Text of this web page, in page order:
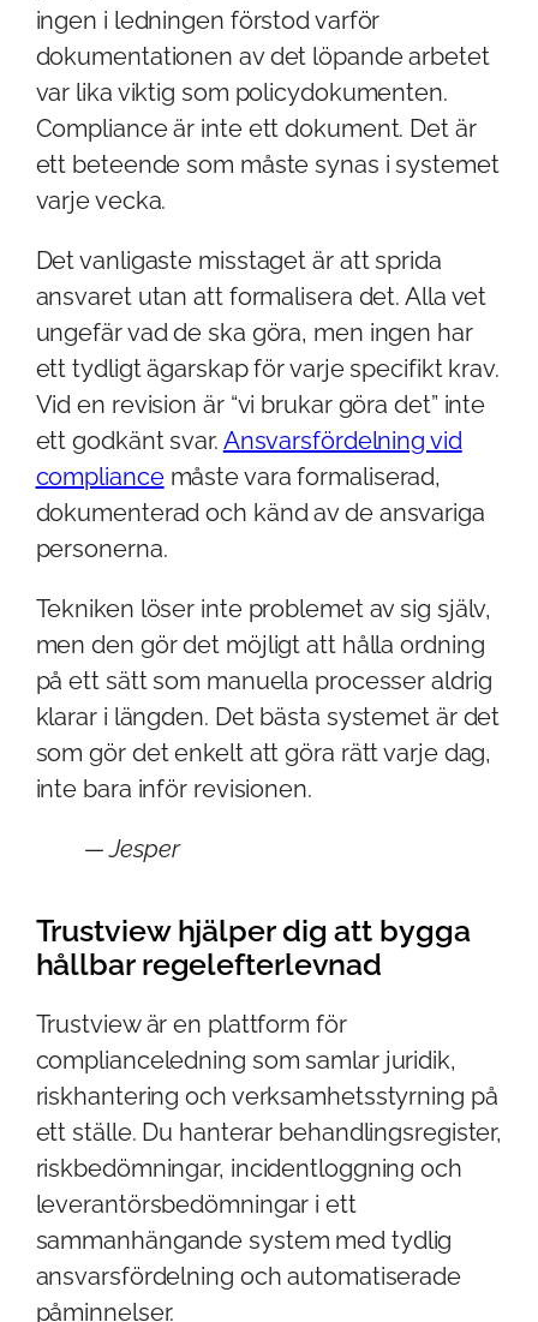
ingen i ledningen förstod varför
dokumentationen av det löpande arbetet
var lika viktig som policydokumenten.
Compliance är inte ett dokument. Det är
ett beteende som måste synas i systemet
varje vecka.
Det vanligaste misstaget är att sprida
ansvaret utan att formalisera det. Alla vet
ungefär vad de ska göra, men ingen har
ett tydligt ägarskap för varje specifikt krav.
Vid en revision är “vi brukar göra det” inte
ett godkänt svar. Ansvarsfördelning vid
compliancemåste vara formaliserad,
dokumenterad och känd av de ansvariga
personerna.
Tekniken löser inte problemet av sig själv,
men den gör det möjligt att hålla ordning
på ett sätt som manuella processer aldrig
klarar i längden. Det bästa systemet är det
som gör det enkelt att göra rätt varje dag,
inte bara inför revisionen.
— Jesper
Trustview hjälper dig att bygga
hållbar regelefterlevnad
Trustview är en plattform för
complianceledning som samlar juridik,
riskhantering och verksamhetsstyrning på
ett ställe. Du hanterar behandlingsregister,
riskbedömningar, incidentloggning och
leverantörsbedömningar i ett
sammanhängande system med tydlig
ansvarsfördelning och automatiserade
påminnelser.